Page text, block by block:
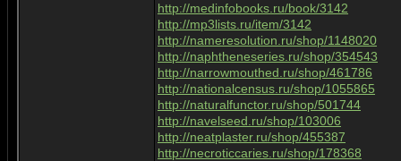
http://medinfobooks.ru/book/3142
http://mp3lists.ru/item/3142
http://nameresolution.ru/shop/1148020
http://naphtheneseries.ru/shop/354543
http://narrowmouthed.ru/shop/461786
http://nationalcensus.ru/shop/1055865
http://naturalfunctor.ru/shop/501744
http://navelseed.ru/shop/103006
http://neatplaster.ru/shop/455387
http://necroticcaries.ru/shop/178368